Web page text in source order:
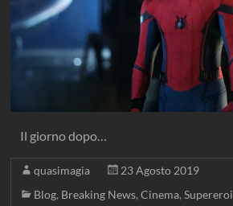
Il giorno dopo…
quasimagia
23 Agosto 2019
Blog, Breaking News,Cinema,Supereroi